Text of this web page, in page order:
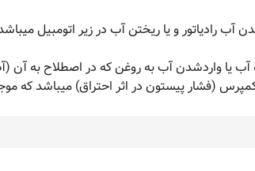
رادیاتور و یا ریختن آب در زیر اتومبیل
آب یا واردشدن آب به روغن که در اصطلاح به
(فشار پیستون در اثر احتراق) میباشد که